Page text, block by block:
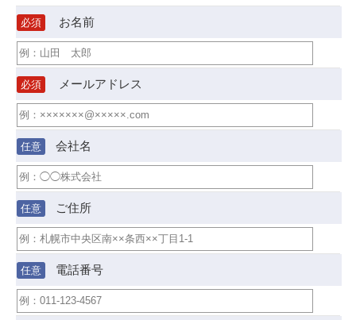
必須 お名前
必須 メールアドレス
任意 会社名
任意 ご住所
任意 電話番号